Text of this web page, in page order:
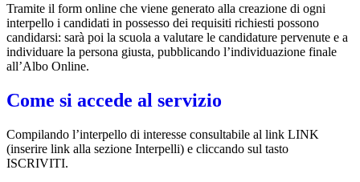
Tramite il form online che viene generato alla creazione di ogni
interpello i candidati in possesso dei requisiti richiesti possono
candidarsi: sarà poi la scuola a valutare le candidature pervenute e a
individuare la persona giusta, pubblicando l’individuazione finale
all’Albo Online.
Come si accede al servizio
Compilando l’interpello di interesse consultabile al link LINK
(inserire link alla sezione Interpelli) e cliccando sul tasto
ISCRIVITI.